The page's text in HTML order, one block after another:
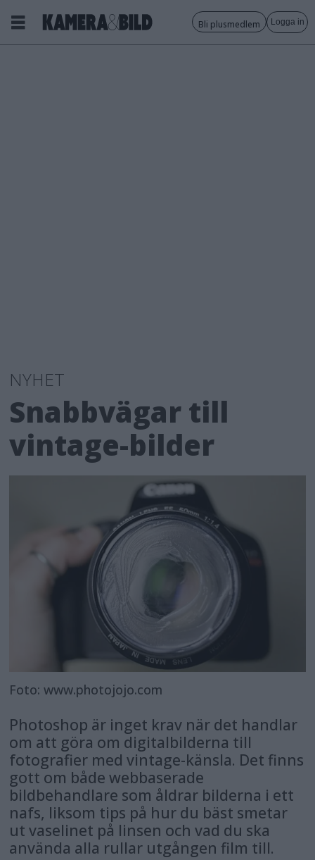
Bli plusmedlem Logga in
NYHET
Snabbvägar till
vintage-bilder
Foto: www.photojojo.com
Photoshop är inget krav när det handlar
om att göra om digitalbilderna till
fotografier med vintage-känsla. Det finns
gott om både webbaserade
bildbehandlare som åldrar bilderna i ett
nafs, liksom tips på hur du bäst smetar
ut vaselinet på linsen och vad du ska
använda alla rullar utgången film till.